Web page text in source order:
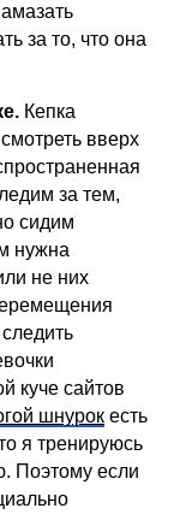
за то, что она
Кепка
вверх
за тем,
сидим
нужна
не них
куче сайтов
шнурок есть
я тренируюсь
Поэтому если